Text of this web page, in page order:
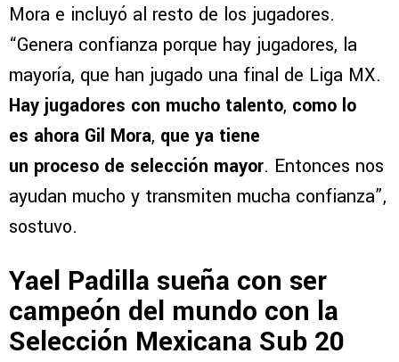
Mora e incluyó al resto de los jugadores.
“Genera confianza porque hay jugadores, la
mayoría, que han jugado una final de Liga MX.
Hay jugadores con mucho talento, como lo
es ahora Gil Mora, que ya tiene
un proceso de selección mayor. Entonces nos
ayudan mucho y transmiten mucha confianza”,
sostuvo.
Yael Padilla sueña con ser
campeón del mundo con la
Selección Mexicana Sub 20